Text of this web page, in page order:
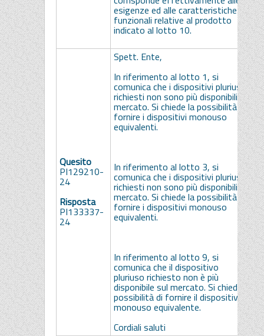
esigenze ed alle caratteristiche
funzionali relative al prodotto
indicato al lotto 10.
Quesito
PI129210-
24
Risposta
PI133337-
24
Spett. Ente,
In riferimento al lotto 1, si
comunica che i dispositivi pluriuso
richiesti non sono più disponibili sul
mercato. Si chiede la possibilità di
fornire i dispositivi monouso
equivalenti.
In riferimento al lotto 3, si
comunica che i dispositivi pluriuso
richiesti non sono più disponibili sul
mercato. Si chiede la possibilità di
fornire i dispositivi monouso
equivalenti.
In riferimento al lotto 9, si
comunica che il dispositivo
pluriuso richiesto non è più
disponibile sul mercato. Si chiede la
possibilità di fornire il dispositivi
monouso equivalente.
Cordiali saluti